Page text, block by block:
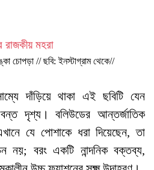
চোপড়া // ছবি: ইনস্টাগ্রাম থেকে//
দাঁড়িয়ে থাকা এই ছবিটি যেন
দৃশ্য। বলিউডের আন্তর্জাতিক
যে পোশাকে ধরা দিয়েছেন, তা
নয়; বরং একটি নান্দনিক বক্তব্য,